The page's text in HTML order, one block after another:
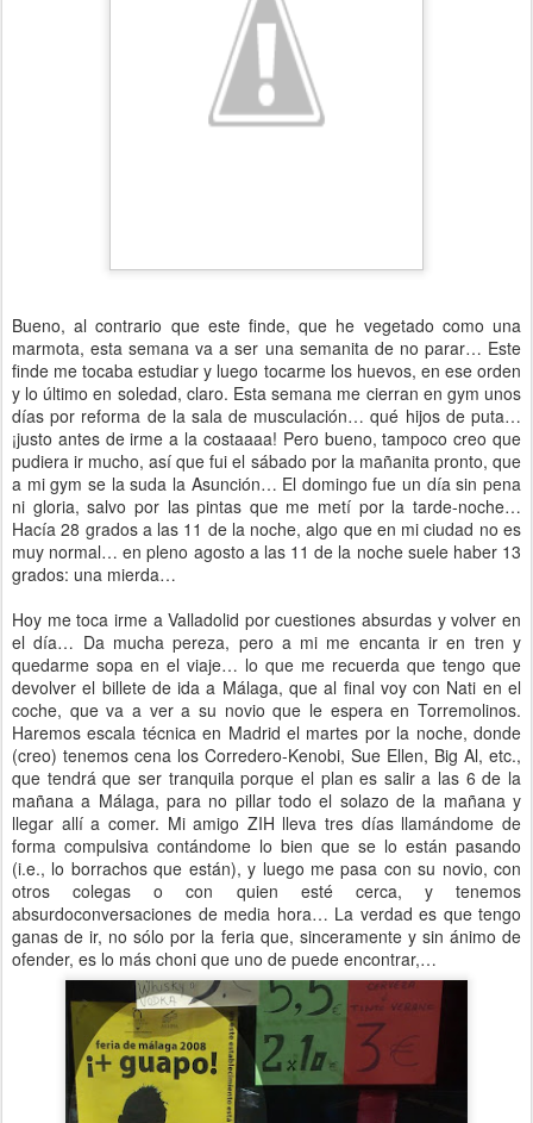
Bueno, al contrario que este finde, que he vegetado como una
marmota, esta semana va a ser una semanita de no parar… Este
finde me tocaba estudiar y luego tocarme los huevos, en ese orden
y lo último en soledad, claro. Esta semana me cierran en gym unos
días por reforma de la sala de musculación… qué hijos de puta…
¡justo antes de irme a la costaaaa! Pero bueno, tampoco creo que
pudiera ir mucho, así que fui el sábado por la mañanita pronto, que
a mi gym se la suda la Asunción… El domingo fue un día sin pena
ni gloria, salvo por las pintas que me metí por la tarde-noche…
Hacía 28 grados a las 11 de la noche, algo que en mi ciudad no es
muy normal… en pleno agosto a las 11 de la noche suele haber 13
grados: una mierda…
Hoy me toca irme a Valladolid por cuestiones absurdas y volver en
el día… Da mucha pereza, pero a mi me encanta ir en tren y
quedarme sopa en el viaje… lo que me recuerda que tengo que
devolver el billete de ida a Málaga, que al final voy con Nati en el
coche, que va a ver a su novio que le espera en Torremolinos.
Haremos escala técnica en Madrid el martes por la noche, donde
(creo) tenemos cena los Corredero-Kenobi, Sue Ellen, Big Al, etc.,
que tendrá que ser tranquila porque el plan es salir a las 6 de la
mañana a Málaga, para no pillar todo el solazo de la mañana y
llegar allí a comer. Mi amigo ZIH lleva tres días llamándome de
forma compulsiva contándome lo bien que se lo están pasando
(i.e., lo borrachos que están), y luego me pasa con su novio, con
otros colegas o con quien esté cerca, y tenemos
absurdoconversaciones de media hora… La verdad es que tengo
ganas de ir, no sólo por la feria que, sinceramente y sin ánimo de
ofender, es lo más choni que uno de puede encontrar,…